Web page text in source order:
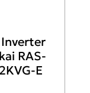
Inverter
RAS-
E